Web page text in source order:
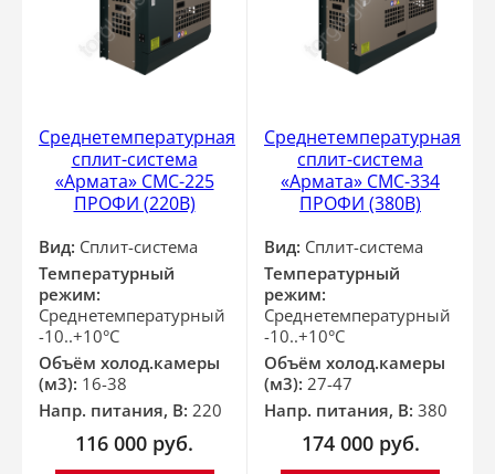
Среднетемпературная
сплит-система
«Армата» СМС-225
ПРОФИ (220В)
Вид: Сплит-система
Температурный
режим:
Среднетемпературный
-10..+10°С
Объём холод.камеры
(м3): 16-38
Напр. питания, В: 220
116 000 руб.
Среднетемпературная
сплит-система
«Армата» СМС-334
ПРОФИ (380В)
Вид: Сплит-система
Температурный
режим:
Среднетемпературный
-10..+10°С
Объём холод.камеры
(м3): 27-47
Напр. питания, В: 380
174 000 руб.